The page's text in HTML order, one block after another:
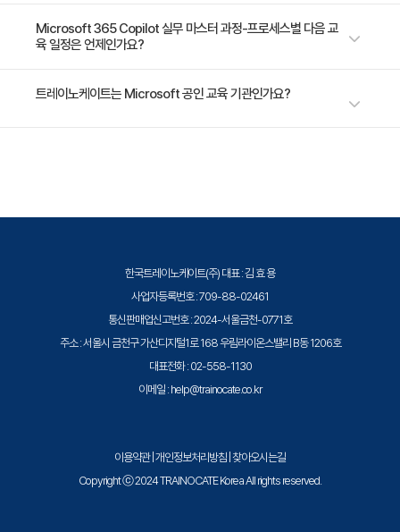
수강료는 800,000원(VAT 별도)입니다. 고용보험 환급 및 기업 할인 혜택
이 적용될 수 있으니 자세한 내용은 트레이노케이트로 문의해 주세요.
Microsoft 365 Copilot 실무 마스터 과정-프로세스별 다음 교
육 일정은 언제인가요?
가장 가까운 교육 일정은 2026년 09월 10일입니다. 최신 일정은
트레이노케이트는 Microsoft 공인 교육 기관인가요?
한국트레이노케이트(주) 대표 : 김 효 용
사업자등록번호 : 709-88-02461
통신판매업신고번호 : 2024-서울금천-0771호
주소 : 서울시 금천구 가산디지털1로 168 우림라이온스밸리 B동 1206호
대표전화 : 02-558-1130
이메일 : help@trainocate.co.kr
이용약관| 개인정보처리방침 찾아오시는길
Copyright ⓒ 2024 TRAINOCATE Korea All rights reserved.